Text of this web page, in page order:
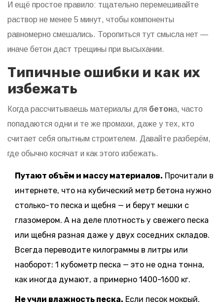
И ещё простое правило: тщательно перемешивайте
раствор не менее 5 минут, чтобы компоненты
равномерно смешались. Торопиться тут смысла нет —
иначе бетон даст трещины при высыхании.
Типичные ошибки и как их
избежать
Когда рассчитываешь материалы для бетона, часто
попадаются одни и те же промахи, даже у тех, кто
считает себя опытным строителем. Давайте разберём,
где обычно косячат и как этого избежать.
Путают объём и массу материалов. Прочитали в
интернете, что на кубический метр бетона нужно
столько-то песка и щебня — и берут мешки с
глазомером. А на деле плотность у свежего песка
или щебня разная даже у двух соседних складов.
Всегда переводите килограммы в литры или
наоборот: 1 кубометр песка — это не одна тонна,
как иногда думают, а примерно 1400-1600 кг.
Не учли влажность песка. Если песок мокрый,